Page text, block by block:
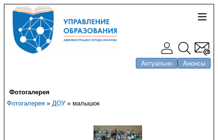
Актуально Анонсы
Фотогалерея
Фотогалерея » ДОУ» малышок